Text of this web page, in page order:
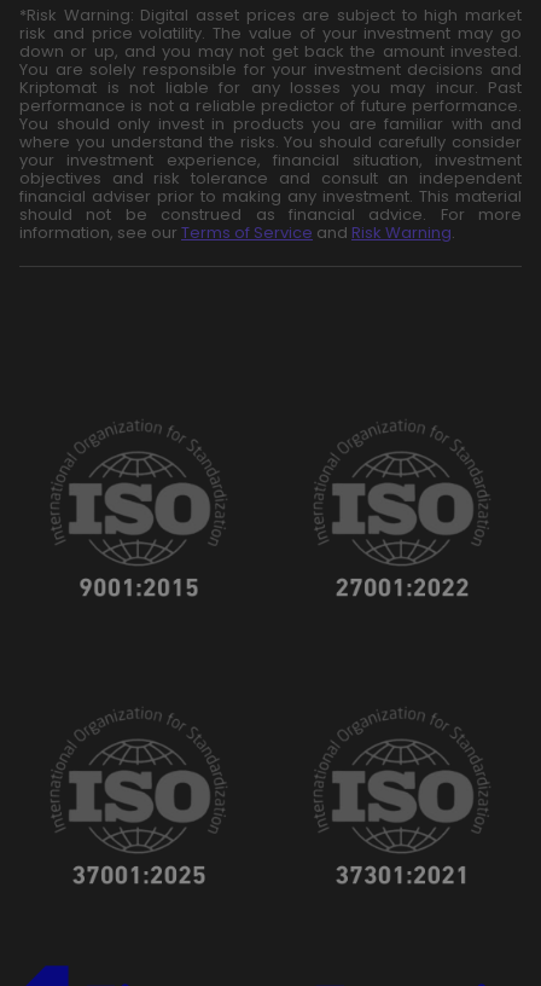
*Risk Warning: Digital asset prices are subject to high market
risk and price volatility. The value of your investment may go
down or up, and you may not get back the amount invested.
You are solely responsible for your investment decisions and
Kriptomat is not liable for any losses you may incur. Past
performance is not a reliable predictor of future performance.
You should only invest in products you are familiar with and
where you understand the risks. You should carefully consider
your investment experience, financial situation, investment
objectives and risk tolerance and consult an independent
financial adviser prior to making any investment. This material
should not be construed as financial advice. For more
information, see our Terms of Service and Risk Warning.